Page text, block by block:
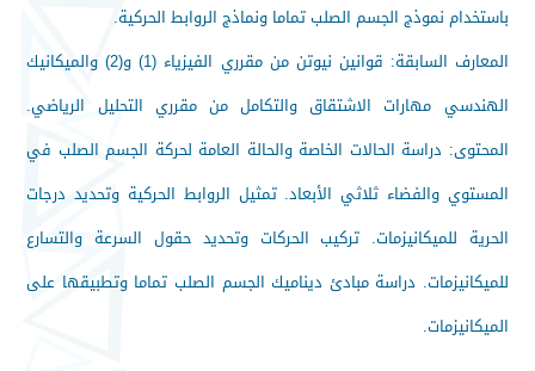
باستخدام نموذج الجسم الصلب تماما ونماذج الروابط الحركية.
المعارف السابقة: قوانين نيوتن من مقرري الفيزياء (1) و(2) والميكانيك
الهندسي مهارات الاشتقاق والتكامل من مقرري التحليل الرياضي.
المحتوى: دراسة الحالات الخاصة والحالة العامة لحركة الجسم الصلب في
المستوي والفضاء ثلاثي الأبعاد. تمثيل الروابط الحركية وتحديد درجات
الحرية للميكانيزمات. تركيب الحركات وتحديد حقول السرعة والتسارع
للميكانيزمات. دراسة مبادئ ديناميك الجسم الصلب تماما وتطبيقها على
الميكانيزمات.